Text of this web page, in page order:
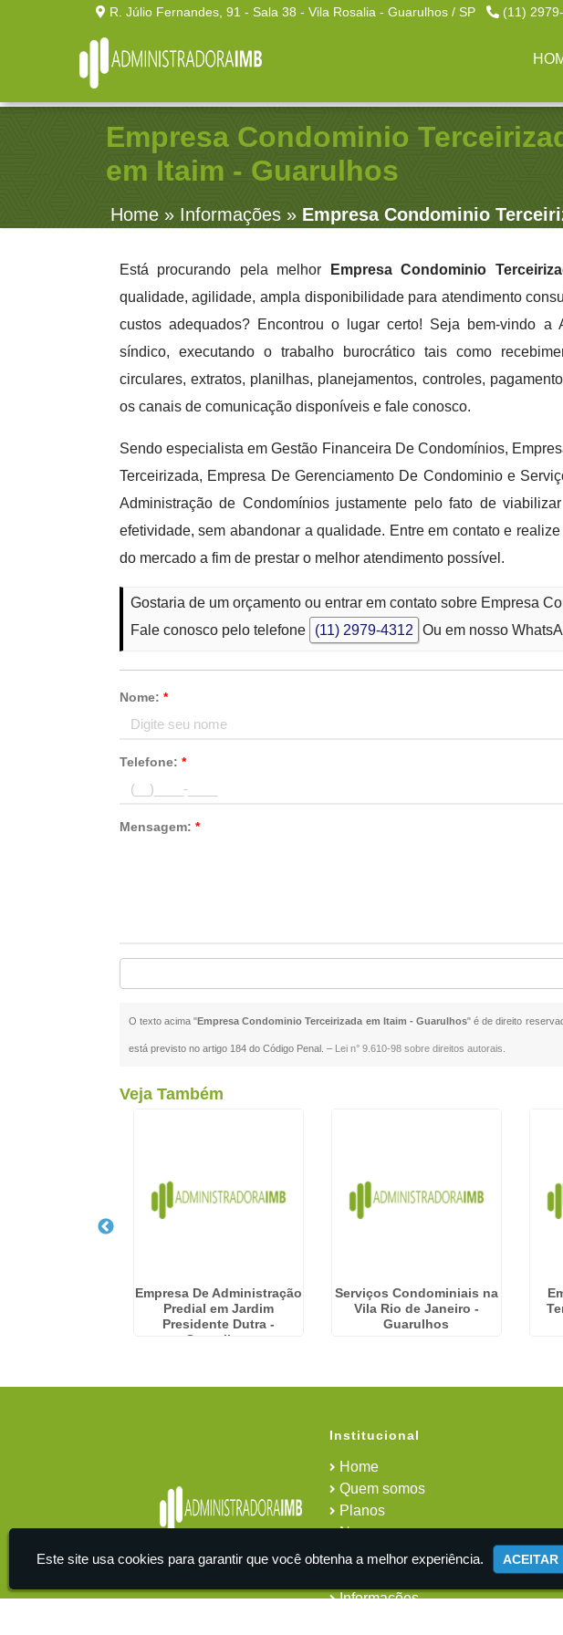
R. Júlio Fernandes, 91 - Sala 38 - Vila Rosalia - Guarulhos / SP (11)
Empresa Condominio
em Itaim - Guarulhos
Home» Informações » Empresa Condominio
Está procurando pela melhor Empresa Condominio
qualidade, agilidade, ampla disponibilidade para atendimento
custos adequados? Encontrou o lugar certo! Seja bem-vindo a
síndico, executando o trabalho burocrático tais como
circulares, extratos, planilhas, planejamentos, controles,
os canais de comunicação disponíveis e fale conosco.
Sendo especialista em Gestão Financeira De Condomínios,
Terceirizada, Empresa De Gerenciamento De Condominio e
Administração de Condomínios justamente pelo fato de
efetividade, sem abandonar a qualidade. Entre em contato e
do mercado a fim de prestar o melhor atendimento possível.
Gostaria de um orçamento ou entrar em contato sobre Empresa
Fale conosco pelo telefone
(11) 2979-4312 Ou em nosso
Nome: *
Telefone: *
Mensagem: *
O texto acima "Empresa Condominio Terceirizada em Itaim - Guarulhos" é de direito
está previsto no artigo 184 do Código Penal. – Lei n° 9.610-98 sobre direitos autorais
Veja Também
Empresa De Administração
Predial em Jardim
Presidente Dutra -
Guarulhos
Serviços Condominiais na
Vila Rio de Janeiro -
Guarulhos
Institucional
Home
Quem somos
Planos
News
Área do cliente
Informações
Este site usa cookies para garantir que você obtenha a melhor experiência. ACEITAR